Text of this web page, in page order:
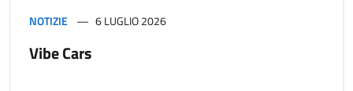
NOTIZIE 6 LUGLIO 2026
Vibe Cars